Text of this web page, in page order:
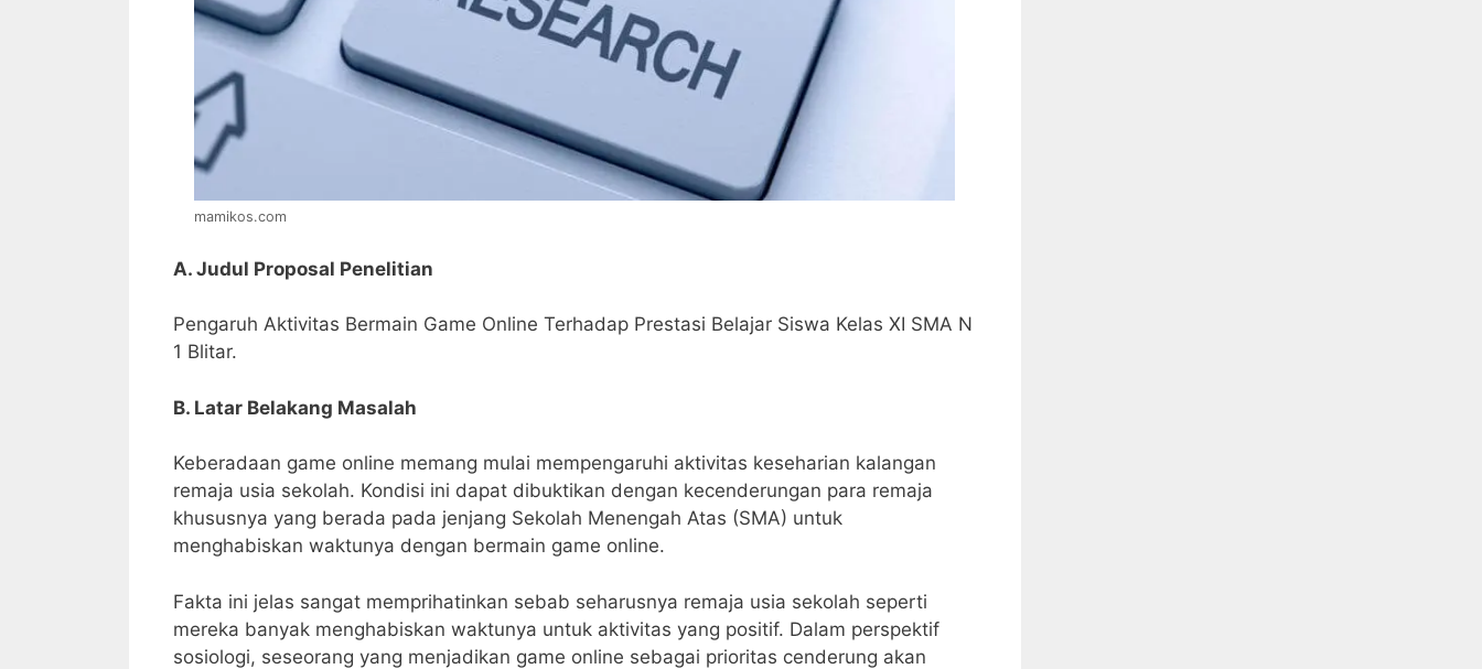
mamikos.com
A. Judul Proposal Penelitian
Pengaruh Aktivitas Bermain Game Online Terhadap Prestasi Belajar Siswa Kelas XI SMA N
1 Blitar.
B. Latar Belakang Masalah
Keberadaan game online memang mulai mempengaruhi aktivitas keseharian kalangan
remaja usia sekolah. Kondisi ini dapat dibuktikan dengan kecenderungan para remaja
khususnya yang berada pada jenjang Sekolah Menengah Atas (SMA) untuk
menghabiskan waktunya dengan bermain game online.
Fakta ini jelas sangat memprihatinkan sebab seharusnya remaja usia sekolah seperti
mereka banyak menghabiskan waktunya untuk aktivitas yang positif. Dalam perspektif
sosiologi, seseorang yang menjadikan game online sebagai prioritas cenderung akan